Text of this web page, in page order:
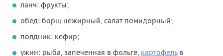
ланч: фрукты;
обед: борщ нежирный, салат помидорный;
полдник: кефир;
ужин: рыба, запеченная в фольге, картофельв